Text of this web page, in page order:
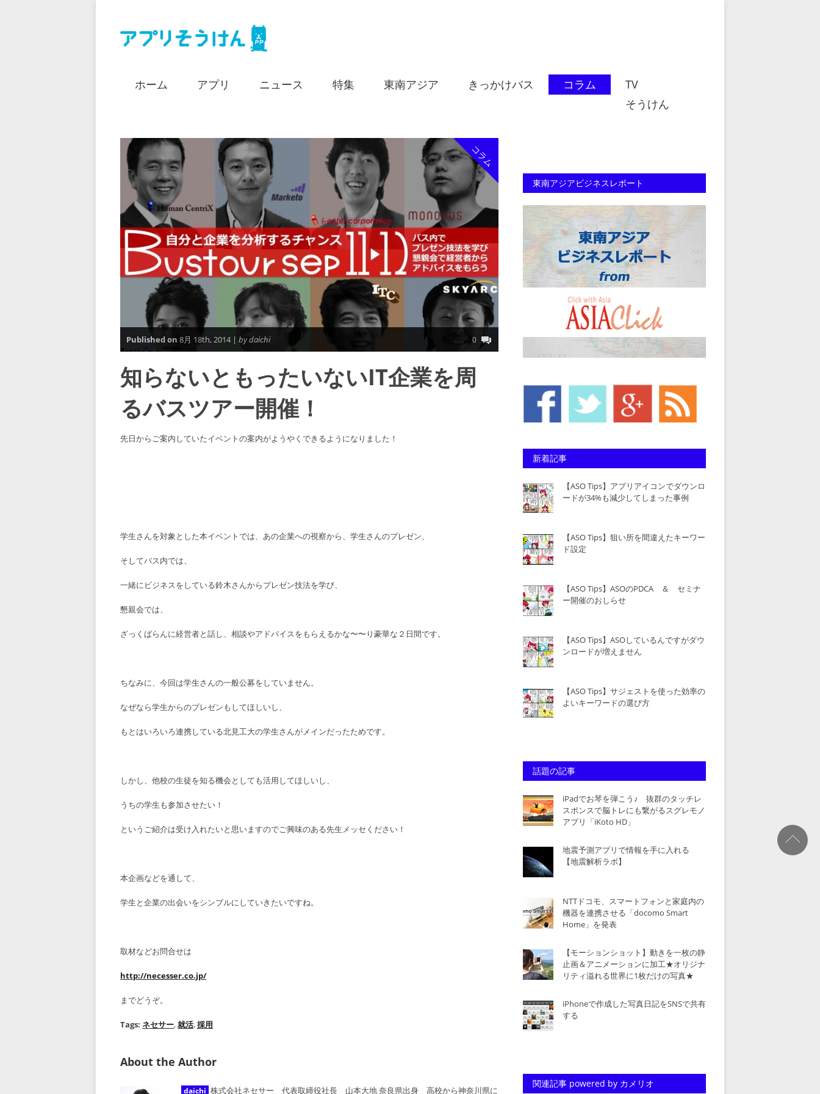
ホーム アプリ ニュース 特集 東南アジア きっかけバス コラム
TV
そうけん
コラム
Published on 8月 18th, 2014 | by daichi 0
知らないともったいないIT企業を周
るバスツアー開催！
先日からご案内していたイベントの案内がようやくできるようになりました！
学生さんを対象とした本イベントでは、あの企業への視察から、学生さんのプレゼン、
そしてバス内では、
一緒にビジネスをしている鈴木さんからプレゼン技法を学び、
懇親会では、
ざっくばらんに経営者と話し、相談やアドバイスをもらえるかな〜〜り豪華な２日間です。
ちなみに、今回は学生さんの一般公募をしていません。
なぜなら学生からのプレゼンもしてほしいし、
もとはいろいろ連携している北見工大の学生さんがメインだったためです。
しかし、他校の生徒を知る機会としても活用してほしいし、
うちの学生も参加させたい！
というご紹介は受け入れたいと思いますのでご興味のある先生メッセください！
本企画などを通して、
学生と企業の出会いをシンプルにしていきたいですね。
取材などお問合せは
http://necesser.co.jp/
までどうぞ。
Tags: ネセサー,就活,採用
About the Author
daichi 株式会社ネセサー 代表取締役社長 山本大地 奈良県出身 高校から神奈川県に
東南アジアビジネスレポート
新着記事
【ASO Tips】アプリアイコンでダウンロ
ードが34%も減少してしまった事例
【ASO Tips】狙い所を間違えたキーワー
ド設定
【ASO Tips】ASOのPDCA ＆ セミナ
ー開催のおしらせ
【ASO Tips】ASOしているんですがダウ
ンロードが増えません
【ASO Tips】サジェストを使った効率の
よいキーワードの選び方
話題の記事
iPadでお琴を弾こう♪ 抜群のタッチレ
スポンスで脳トレにも繋がるスグレモノ
アプリ「iKoto HD」
地震予測アプリで情報を手に入れる
【地震解析ラボ】
NTTドコモ、スマートフォンと家庭内の
機器を連携させる「docomo Smart
Home」を発表
【モーションショット】動きを一枚の静
止画＆アニメーションに加工★オリジナ
リティ溢れる世界に1枚だけの写真★
iPhoneで作成した写真日記をSNSで共有
する
関連記事 powered by カメリオ